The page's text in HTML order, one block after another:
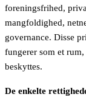
foreningsfrihed,
mangfoldighed,
governance. Disse
fungerer som et
beskyttes.
De enkelte